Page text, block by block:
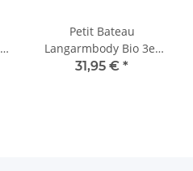
Petit Bateau
Langarmbody Bio 3er
Set Maritim
31,95 € *